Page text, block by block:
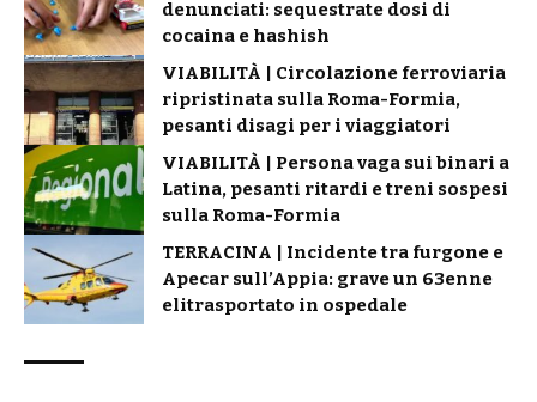
denunciati: sequestrate dosi di
cocaina e hashish
VIABILITÀ | Circolazione ferroviaria
ripristinata sulla Roma-Formia,
pesanti disagi per i viaggiatori
VIABILITÀ | Persona vaga sui binari a
Latina, pesanti ritardi e treni sospesi
sulla Roma-Formia
TERRACINA | Incidente tra furgone e
Apecar sull’Appia: grave un 63enne
elitrasportato in ospedale